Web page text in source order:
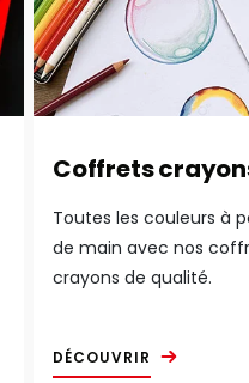
Coffrets
Toutes les couleurs à
de main avec nos
crayons de qualité.
DÉCOUVRIR